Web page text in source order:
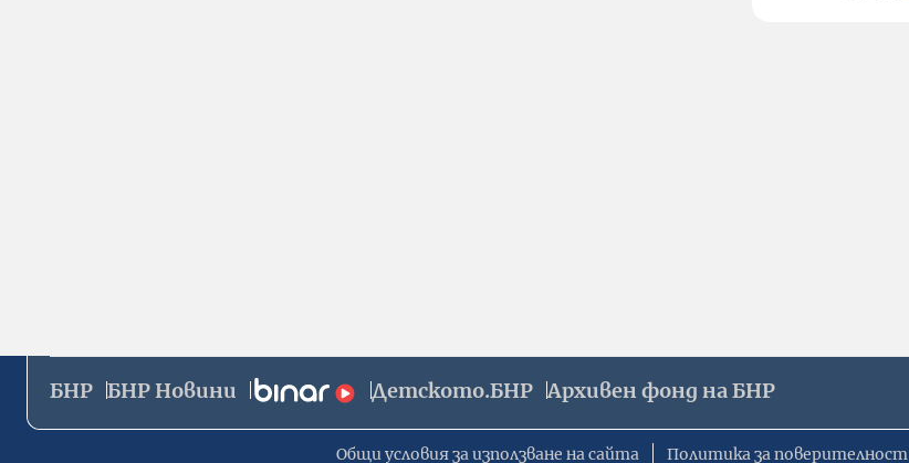
БНР БНР Новини Детското.БНР Архивен фонд на БНР
Общи условия за използване на сайта Политика за поверителност